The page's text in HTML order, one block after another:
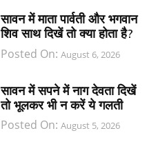
सावन में माता पार्वती और भगवान
शिव साथ दिखें तो क्या होता है?
Posted On:August 6, 2026
सावन में सपने में नाग देवता दिखें
तो भूलकर भी न करें ये गलती
Posted On:August 5, 2026